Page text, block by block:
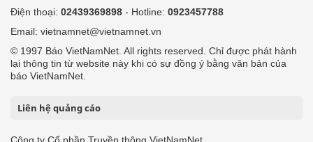
Điện thoại: 02439369898 - Hotline: 0923457788
Email: vietnamnet@vietnamnet.vn
© 1997 Báo VietNamNet. All rights reserved. Chỉ được phát hành
lại thông tin từ website này khi có sự đồng ý bằng văn bản của
báo VietNamNet.
Liên hệ quảng cáo